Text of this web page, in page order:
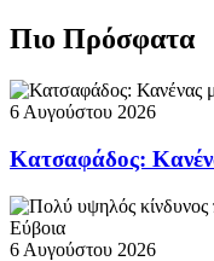
Πιο Πρόσφατα
6 Αυγούστου 2026
Κατσαφάδος:
6 Αυγούστου 2026